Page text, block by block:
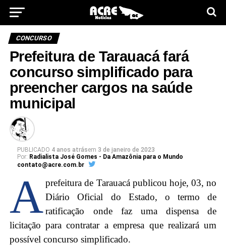
CONCURSO
Prefeitura de Tarauacá fará
concurso simplificado para
preencher cargos na saúde
municipal
PUBLICADO 4 anos atrásem 3 de janeiro de 2023
Por: Radialista José Gomes - Da Amazônia para o Mundo
contato@acre.com.br
A prefeitura de Tarauacá publicou hoje, 03, no
Diário Oficial do Estado, o termo de
ratificação onde faz uma dispensa de
licitação para contratar a empresa que realizará um
possível concurso simplificado.